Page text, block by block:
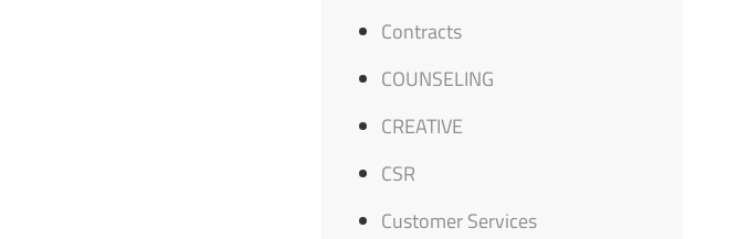
Contracts
COUNSELING
CREATIVE
CSR
Customer Services